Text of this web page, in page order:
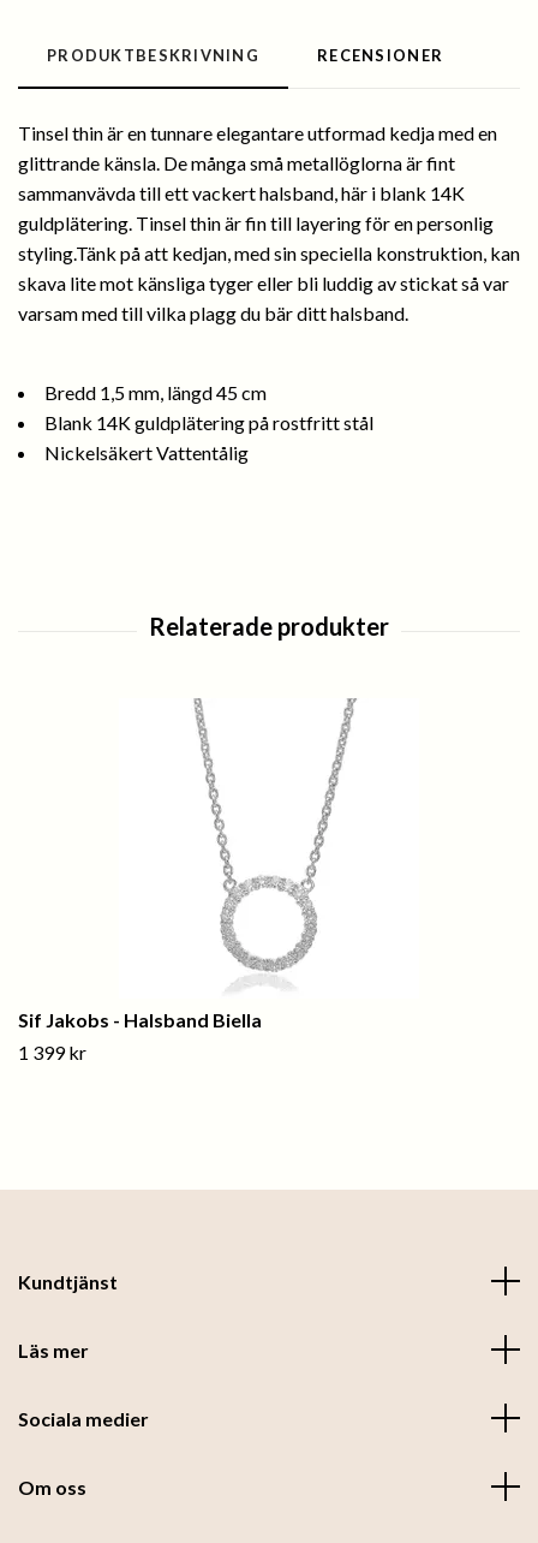
PRODUKTBESKRIVNING RECENSIONER
Tinsel thin är en tunnare elegantare utformad kedja med en
glittrande känsla. De många små metallöglorna är fint
sammanvävda till ett vackert halsband, här i blank 14K
guldplätering. Tinsel thin är fin till layering för en personlig
styling.Tänk på att kedjan, med sin speciella konstruktion, kan
skava lite mot känsliga tyger eller bli luddig av stickat så var
varsam med till vilka plagg du bär ditt halsband.
Bredd 1,5 mm, längd 45 cm
Blank 14K guldplätering på rostfritt stål
Nickelsäkert Vattentålig
Sif Jakobs - Halsband Biella
1 399 kr
Kundtjänst
Läs mer
Sociala medier
Om oss